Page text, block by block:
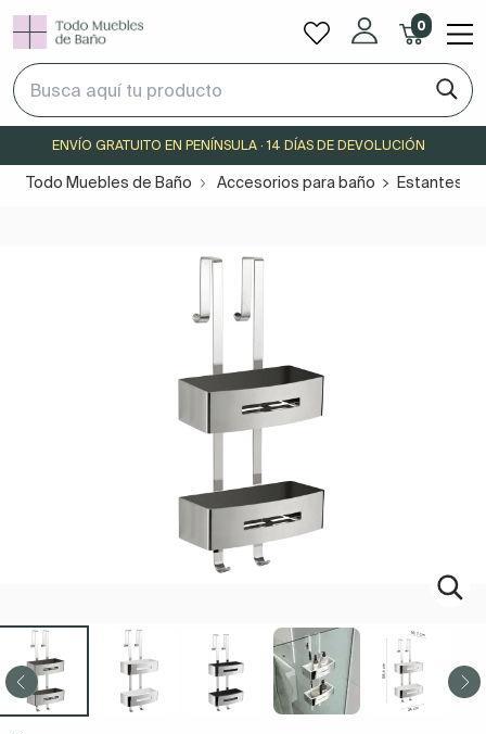
0
ENVÍO GRATUITO EN PENÍNSULA · 14 DÍAS DE DEVOLUCIÓN
Todo Muebles de Baño Accesorios para baño Estantes